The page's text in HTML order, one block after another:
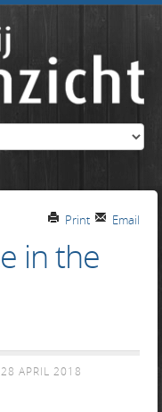
Email
Print
in the
28 APRIL 2018